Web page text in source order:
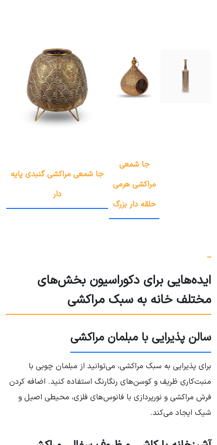
جا شمعی
مراکشی هرمی
حلقه دار بزرگ
جا شمعی مراکشی گنبدی پایه
دار
ایده‌هایی برای دکوراسیون بخش‌های
مختلف خانه به سبک مراکشی
سالن پذیرایی با مبلمان مراکشی
برای پذیرایی به سبک مراکشی، می‌توانید از مبلمان چوبی با
منبت‌کاری ظریف و کوسن‌های رنگارنگ استفاده کنید. اضافه کردن
فرش مراکشی و نورپردازی با فانوس‌های فلزی، محیطی اصیل و
شیک ایجاد می‌کند.